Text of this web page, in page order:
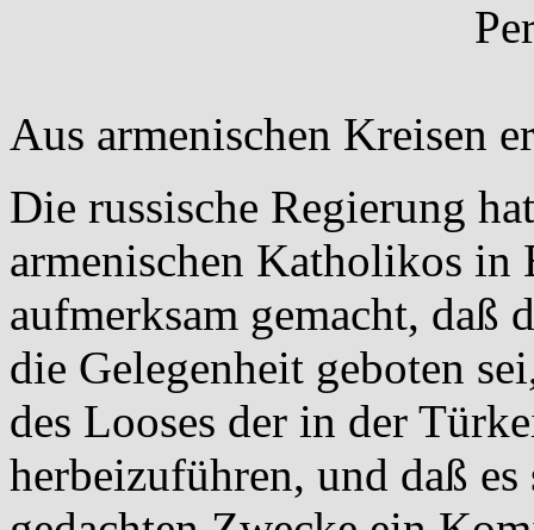
Aus armenischen Kreisen
Die russische Regierung
armenischen Katholikos in
aufmerksam gemacht, daß
die Gelegenheit geboten
des Looses der in der
herbeizuführen, und daß